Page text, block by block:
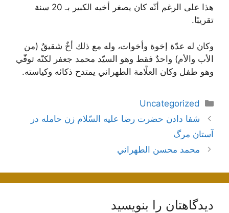
هذا على الرغم أنّه كان يصغر أخيه الكبير بـ 20 سنة
تقريبًا.
وكان له عدّة إخوة وأخوات، وله مع ذلك أخٌ شقيقٌ (من
الأب والأم) واحدٌ فقط وهو السيّد محمد جعفر لكنّه توفّي
وهو طفل وكان العلّامة الطهراني يمتدح ذكائه وكياسته.
دسته‌ها
Uncategorized
ناوبری
نوشته‌ها
شفا دادن حضرت رضا عليه السّلام زن حامله در
آستان مرگ
محمد محسن الطهراني
دیدگاهتان را بنویسید